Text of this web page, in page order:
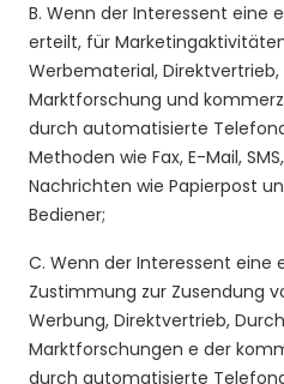
B. Wenn der Interessent eine
erteilt, für
Werbematerial,
Marktforschung und
durch automatisierte
Methoden wie Fax, E-Mail,
Nachrichten wie Papierpost
Bediener;
C. Wenn der Interessent eine
Zustimmung zur Zusendung
Werbung, Direktvertrieb,
Marktforschungen e der
durch automatisierte